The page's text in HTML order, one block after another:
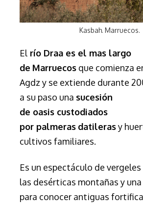
Kasbah. Marruecos.
El río Draa es el mas largo
de Marruecos que comienza
Agdz y se extiende durante
a su paso una sucesión
de oasis custodiados
por palmeras datilerasy
cultivos familiares.
Es un espectáculo de
las desérticas montañas y
para conocer antiguas